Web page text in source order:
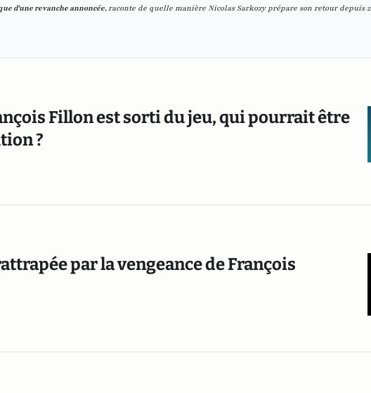
d'une revanche annoncée,raconte de quelle manière Nicolas Sarkozy prépare son retour depuis
Fillon est sorti du jeu, qui pourrait être
?
par la vengeance de François